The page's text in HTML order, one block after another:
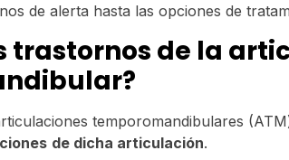
de alerta hasta las opciones de
trastornos de la
temporomandibulares
de dicha articulación.